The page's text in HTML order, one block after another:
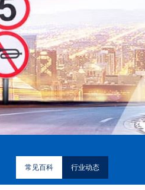
常见百科 行业动态